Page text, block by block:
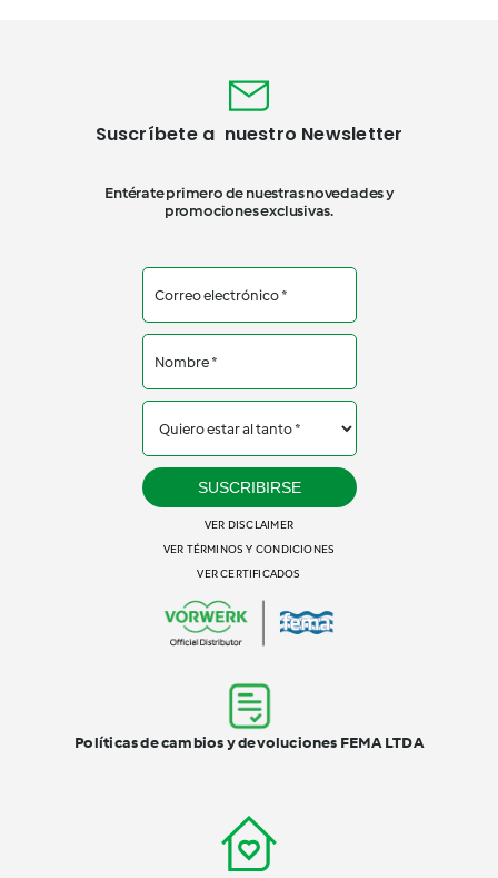
Suscríbete a nuestro Newsletter
Entérate primero de nuestras novedades y
promociones exclusivas.
SUSCRIBIRSE
VER DISCLAIMER
VER TÉRMINOS Y CONDICIONES
VER CERTIFICADOS
Políticas de cambios y devoluciones FEMA LTDA